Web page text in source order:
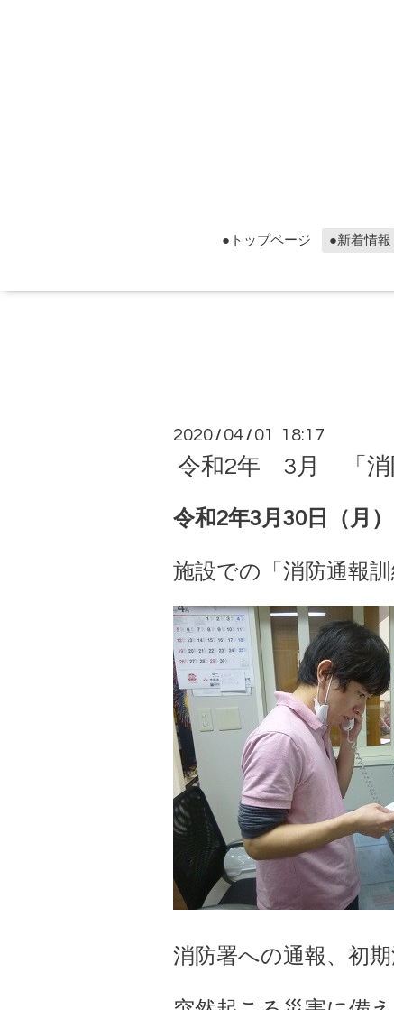
▮
▮
●トップページ ●新着情報
2020 / 04 / 01 18:17
令和2年 3月 「消
令和2年3月30日（月）
施設での「消防通報訓
消防署への通報、初